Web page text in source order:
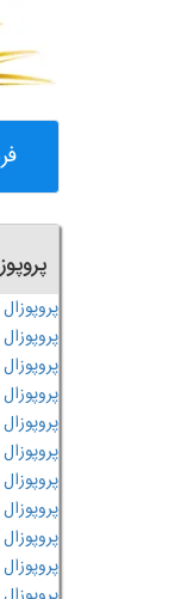
پروپوزال